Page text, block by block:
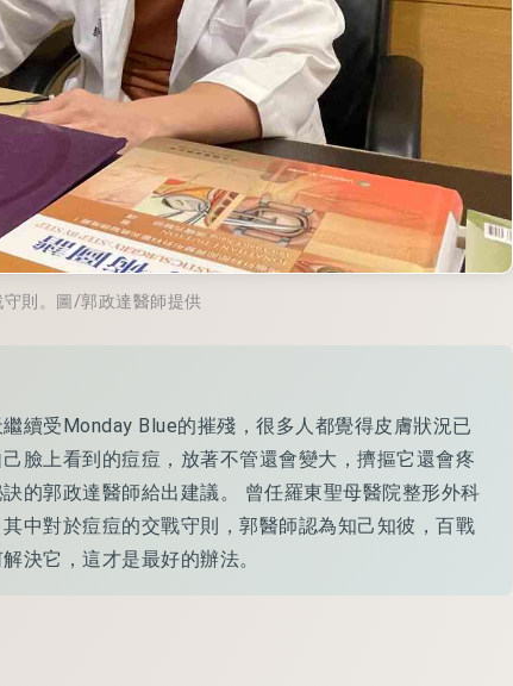
則。圖/郭政達醫師提供
續受Monday Blue的摧殘，很多人都覺得皮膚狀況已
臉上看到的痘痘，放著不管還會變大，擠摳它還會疼
的郭政達醫師給出建議。 曾任羅東聖母醫院整形外科
中對於痘痘的交戰守則，郭醫師認為知己知彼，百戰
決它，這才是最好的辦法。